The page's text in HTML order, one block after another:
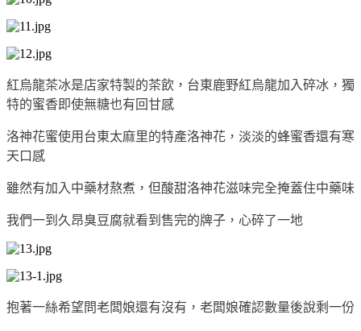
紅烏龍茶冰是店家特製的茶飲，台東鹿野紅烏龍加入碎冰，獨
特的蜜香即使無糖也有回甘感
洛神花蜜使用台東太麻里的特產洛神花，淡淡的蜂蜜香還有寒
天口感
雖然有加入中藥材熬煮，但酸甜洛神花滋味完全掩蓋住中藥味
我們一到久昂臭豆腐就看到售完的牌子，心碎了一地
抱著一絲希望問老闆娘還有沒有，老闆娘確認數量後說剩一份